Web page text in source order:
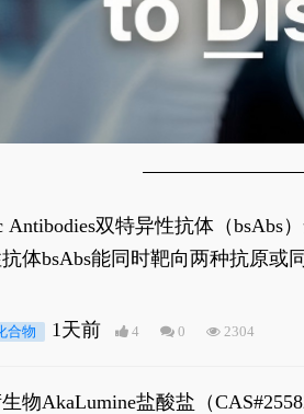
Antibodies双特异性抗体（bsAbs
体bsAbs能同时靶向两种抗原或
合物 1天前 4 0 2304
物AkaLumine盐酸盐（